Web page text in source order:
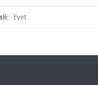
Evet